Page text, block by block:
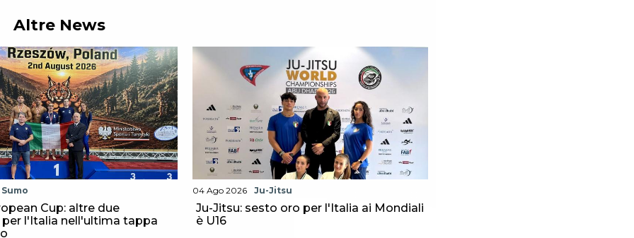
Altre News
Sumo
Cup: altre due
l'Italia nell'ultima tappa
04 Ago 2026 Ju-Jitsu
Ju-Jitsu: sesto oro per l'Italia ai Mondiali
è U16